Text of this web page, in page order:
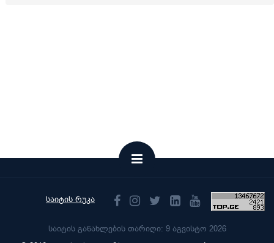
საიტის რუკა
საიტის განახლების თარიღი: 9 აგვისტო 2026